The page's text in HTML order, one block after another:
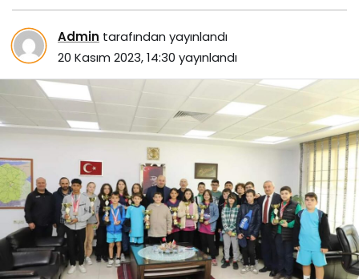
Admin tarafından yayınlandı
20 Kasım 2023, 14:30 yayınlandı